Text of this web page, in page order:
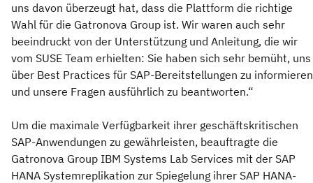
uns davon überzeugt hat, dass die Plattform die richtige
Wahl für die Gatronova Group ist. Wir waren auch sehr
beeindruckt von der Unterstützung und Anleitung, die wir
vom SUSE Team erhielten: Sie haben sich sehr bemüht, uns
über Best Practices für SAP-Bereitstellungen zu informieren
und unsere Fragen ausführlich zu beantworten.“
Um die maximale Verfügbarkeit ihrer geschäftskritischen
SAP-Anwendungen zu gewährleisten, beauftragte die
Gatronova Group IBM Systems Lab Services mit der SAP
HANA Systemreplikation zur Spiegelung ihrer SAP HANA-